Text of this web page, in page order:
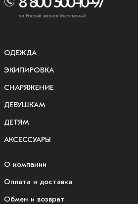
по России звонок бесплатный
ОДЕЖДА
ЭКИПИРОВКА
СНАРЯЖЕНИЕ
ДЕВУШКАМ
ДЕТЯМ
АКСЕССУАРЫ
О компании
Оплата и доставка
Обмен и возврат